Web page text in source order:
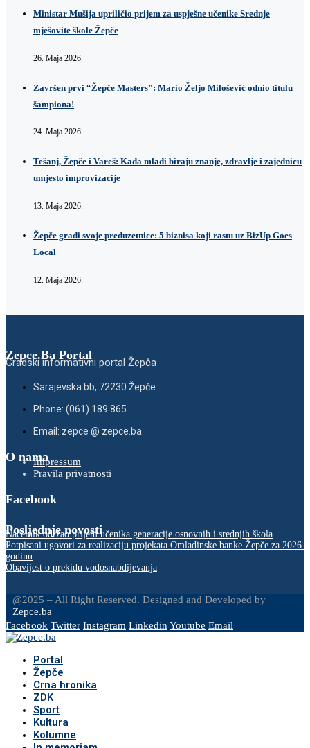
Ministar Mušija upriličio prijem za uspješne učenike Srednje
mješovite škole Žepče
26. Maja 2026.
Završen prvi “Žepče Masters”: Mario Željo Milošević odnio titulu
šampiona!
24. Maja 2026.
Tešanj, Žepče i Vareš: Kada mladi biraju znanje, zdravlje i zajednicu
umjesto improvizacije
13. Maja 2026.
Žepče gradi svoje preduzetnice: 5 biznisa koji rastu uz BizUp Goes
Local
12. Maja 2026.
Zepce.Ba Portal
Gradski informativni portal Žepča
Sarajevska bb, 72230 Žepče
Phone: (061) 189 865
Email: zepce @ zepce.ba
O namaImpressum
Pravila privatnosti
Facebook
Posljednje novosti
Načelnik održao prijem učenika generacije osnovnih i srednjih škola
Potpisani ugovori za realizaciju projekata Omladinske banke Žepče za 2026.
godinu
Obavijest o prekidu vodosnabdijevanja
@2025 – All Right Reserved. Designed and Developed by
Zepce.ba
Facebook Twitter Instagram LinkedinYoutube Email
Portal
Žepče
Crna hronika
ZDK
Sport
Kultura
Kolumne